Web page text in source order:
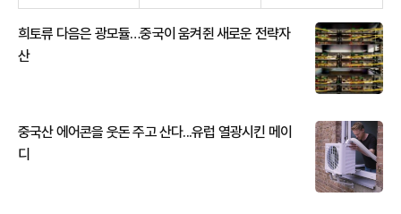
희토류 다음은 광모듈…중국이 움켜쥔 새로운 전략자
산
중국산 에어콘을 웃돈 주고 산다...유럽 열광시킨 메이
디